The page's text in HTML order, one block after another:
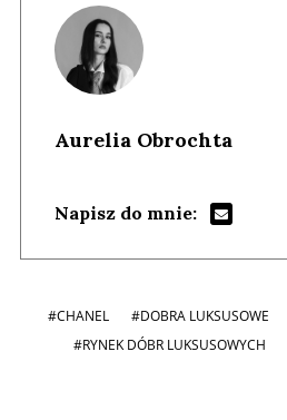
Aurelia Obrochta
Napisz do mnie:
#CHANEL #DOBRA LUKSUSOWE
#RYNEK DÓBR LUKSUSOWYCH